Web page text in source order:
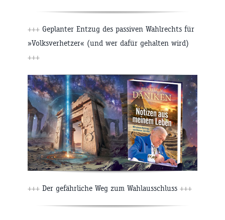
+++ Geplanter Entzug des passiven Wahlrechts für
»Volksverhetzer« (und wer dafür gehalten wird)
+++
+++ Der gefährliche Weg zum Wahlausschluss +++